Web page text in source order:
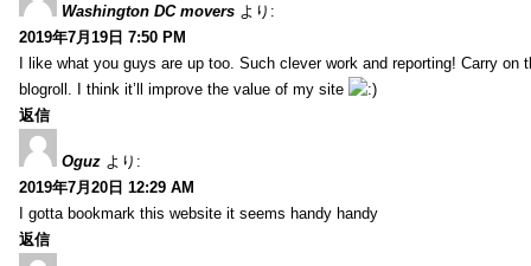
Washington DC movers より:
2019年7月19日 7:50 PM
I like what you guys are up too. Such clever work and reporting! Carry
blogroll. I think it’ll improve the value of my site
返信
Oguz より:
2019年7月20日 12:29 AM
I gotta bookmark this website it seems handy handy
返信